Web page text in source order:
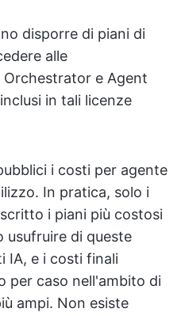
disporre di piani di
alle
e Agent
in tali licenze
i costi per agente
In pratica, solo i
i piani più costosi
usufruire di queste
IA, e i costi finali
per caso nell'ambito di
ampi. Non esiste